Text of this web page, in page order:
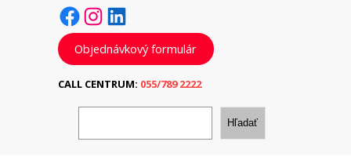
Facebook Instagram LinkedIn
Objednávkový formulár
CALL CENTRUM: 055/789 2222
H
d
Hľadať